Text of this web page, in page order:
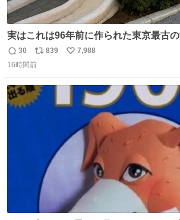
実はこれは96年前に作られた東京最古
返
信
30
リ
ポ
ト
数
839
い
7,988
16時間前